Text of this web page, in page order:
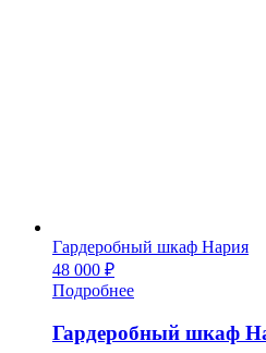
Гардеробный шкаф Нария
48 000 ₽
Подробнее
Гардеробный шкаф